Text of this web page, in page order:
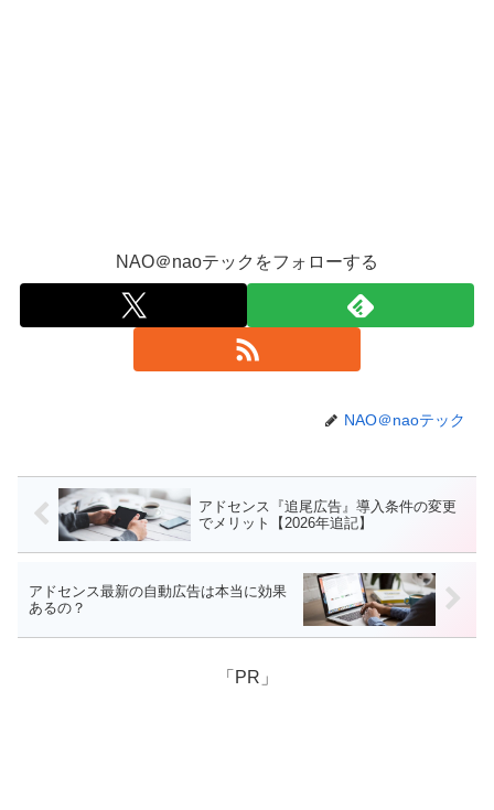
NAO＠naoテックをフォローする
NAO＠naoテック
アドセンス『追尾広告』導入条件の変更
でメリット【2026年追記】
アドセンス最新の自動広告は本当に効果
あるの？
「PR」